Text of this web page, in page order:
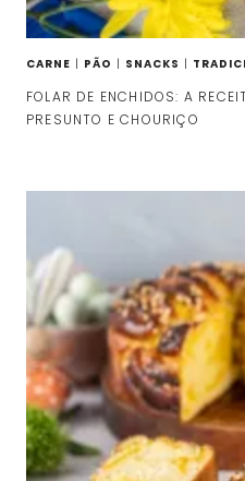
CARNE | PÃO | SNACKS |
FOLAR DE ENCHIDOS: A
PRESUNTO E CHOURIÇO